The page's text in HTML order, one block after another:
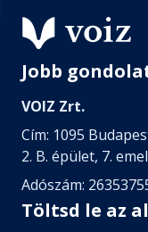
Jobb
VOIZ Zrt.
Cím: 1095
2. B. épület, 7.
Adószám:
Töltsd le az